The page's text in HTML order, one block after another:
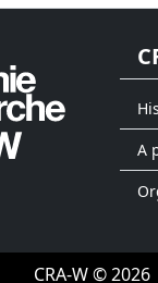
A
CRA-W © 2026